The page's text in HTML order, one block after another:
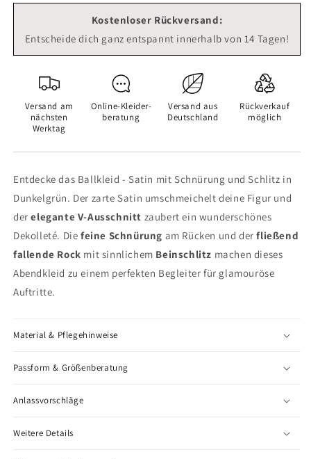
Kostenloser Rückversand:
Entscheide dich ganz entspannt innerhalb von 14 Tagen!
Versand am
nächsten
Werktag
Online-Kleider­
beratung
Versand aus
Deutschland
Rückverkauf
möglich
Entdecke das Ballkleid - Satin mit Schnürung und Schlitz in
Dunkelgrün. Der zarte Satin umschmeichelt deine Figur und
derelegante V-Ausschnitt zaubert ein wunderschönes
Dekolleté. Die feine Schnürung am Rücken und derfließend
fallende Rock mit sinnlichem Beinschlitz machen dieses
Abendkleid zu einem perfekten Begleiter für glamouröse
Auftritte.
Material & Pflegehinweise
Passform & Größenberatung
Anlassvorschläge
Weitere Details